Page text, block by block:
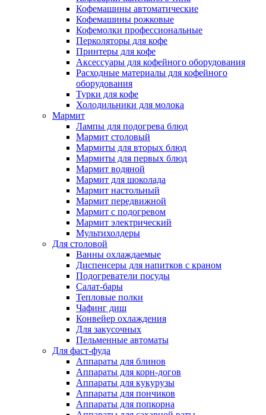
Кофемашины автоматические
Кофемашины рожковые
Кофемолки профессиональные
Перколяторы для кофе
Принтеры для кофе
Аксессуары для кофейного оборудования
Расходные материалы для кофейного
оборудования
Турки для кофе
Холодильники для молока
Мармит
Лампы для подогрева блюд
Мармит столовый
Мармиты для вторых блюд
Мармиты для первых блюд
Мармит водяной
Мармит для шоколада
Мармит настольный
Мармит передвижной
Мармит с подогревом
Мармит электрический
Мультихолдеры
Для столовой
Ванны охлаждаемые
Диспенсеры для напитков с краном
Подогреватели посуды
Салат-бары
Тепловые полки
Чафинг диш
Конвейер охлаждения
Для закусочных
Пельменные автоматы
Для фаст-фуда
Аппараты для блинов
Аппараты для корн-догов
Аппараты для кукурузы
Аппараты для пончиков
Аппараты для попкорна